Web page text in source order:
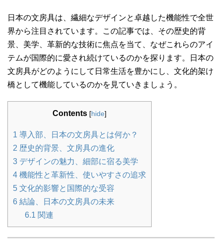
日本の文房具は、繊細なデザインと卓越した機能性で全世
界から注目されています。この記事では、その歴史的背
景、美学、革新的な技術に焦点を当て、なぜこれらのアイ
テムが国際的に愛され続けているのかを探ります。日本の
文房具がどのようにして日常生活を豊かにし、文化的架け
橋として機能しているのかを見ていきましょう。
Contents [hide]
1 導入部、日本の文房具とは何か？
2 歴史的背景、文房具の進化
3 デザインの魅力、細部に宿る美学
4 機能性と革新性、使いやすさの追求
5 文化的影響と国際的な受容
6 結論、日本の文房具の未来
6.1 関連